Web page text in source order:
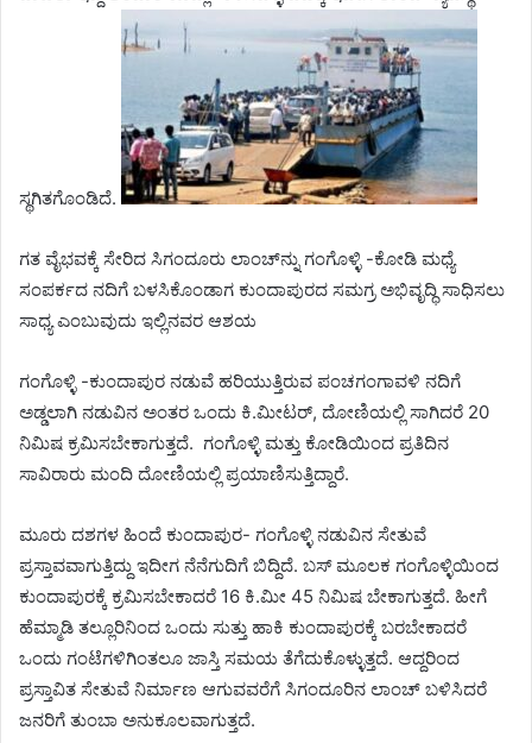
ಸ್ಥಗಿತಗೊಂಡಿದೆ.
ಗತ ವೈಭವಕ್ಕೆ ಸೇರಿದ ಸಿಗಂದೂರು ಲಾಂಚ್‌ನ್ನು ಗಂಗೊಳ್ಳಿ -ಕೋಡಿ ಮಧ್ಯೆ
ಸಂಪರ್ಕದ ನದಿಗೆ ಬಳಸಿಕೊಂಡಾಗ ಕುಂದಾಪುರದ ಸಮಗ್ರ ಅಭಿವೃದ್ಧಿ ಸಾಧಿಸಲು
ಸಾಧ್ಯ ಎಂಬುವುದು ಇಲ್ಲಿನವರ ಆಶಯ
ಗಂಗೊಳ್ಳಿ -ಕುಂದಾಪುರ ನಡುವೆ ಹರಿಯುತ್ತಿರುವ ಪಂಚಗಂಗಾವಳಿ ನದಿಗೆ
ಅಡ್ಡಲಾಗಿ ನಡುವಿನ ಅಂತರ ಒಂದು ಕಿ.ಮೀಟರ್, ದೋಣಿಯಲ್ಲಿ ಸಾಗಿದರೆ 20
ನಿಮಿಷ ಕ್ರಮಿಸಬೇಕಾಗುತ್ತದೆ. ಗಂಗೊಳ್ಳಿ ಮತ್ತು ಕೋಡಿಯಿಂದ ಪ್ರತಿದಿನ
ಸಾವಿರಾರು ಮಂದಿ ದೋಣಿಯಲ್ಲಿ ಪ್ರಯಾಣಿಸುತ್ತಿದ್ದಾರೆ.
ಮೂರು ದಶಗಳ ಹಿಂದೆ ಕುಂದಾಪುರ- ಗಂಗೊಳ್ಳಿ ನಡುವಿನ ಸೇತುವೆ
ಪ್ರಸ್ತಾವವಾಗುತ್ತಿದ್ದು ಇದೀಗ ನೆನೆಗುದಿಗೆ ಬಿದ್ದಿದೆ. ಬಸ್ ಮೂಲಕ ಗಂಗೊಳ್ಳಿಯಿಂದ
ಕುಂದಾಪುರಕ್ಕೆ ಕ್ರಮಿಸಬೇಕಾದರೆ 16 ಕಿ.ಮೀ 45 ನಿಮಿಷ ಬೇಕಾಗುತ್ತದೆ. ಹೀಗೆ
ಹೆಮ್ಮಾಡಿ ತಲ್ಲೂರಿನಿಂದ ಒಂದು ಸುತ್ತು ಹಾಕಿ ಕುಂದಾಪುರಕ್ಕೆ ಬರಬೇಕಾದರೆ
ಒಂದು ಗಂಟೆಗಳಿಗಿಂತಲೂ ಜಾಸ್ತಿ ಸಮಯ ತೆಗೆದುಕೊಳ್ಳುತ್ತದೆ. ಆದ್ದರಿಂದ
ಪ್ರಸ್ತಾವಿತ ಸೇತುವೆ ನಿರ್ಮಾಣ ಆಗುವವರೆಗೆ ಸಿಗಂದೂರಿನ ಲಾಂಚ್ ಬಳಿಸಿದರೆ
ಜನರಿಗೆ ತುಂಬಾ ಅನುಕೂಲವಾಗುತ್ತದೆ.